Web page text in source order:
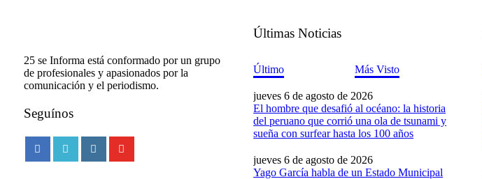
25 se Informa está conformado por un grupo
de profesionales y apasionados por la
comunicación y el periodismo.
Seguínos
Últimas Noticias
Último Más Visto
jueves 6 de agosto de 2026
El hombre que desafió al océano: la historia
del peruano que corrió una ola de tsunami y
sueña con surfear hasta los 100 años
jueves 6 de agosto de 2026
Yago García habla de un Estado Municipal